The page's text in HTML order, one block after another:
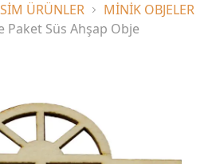
ÜRÜNLER
MİNİK OBJELER
Paket Süs Ahşap Obje